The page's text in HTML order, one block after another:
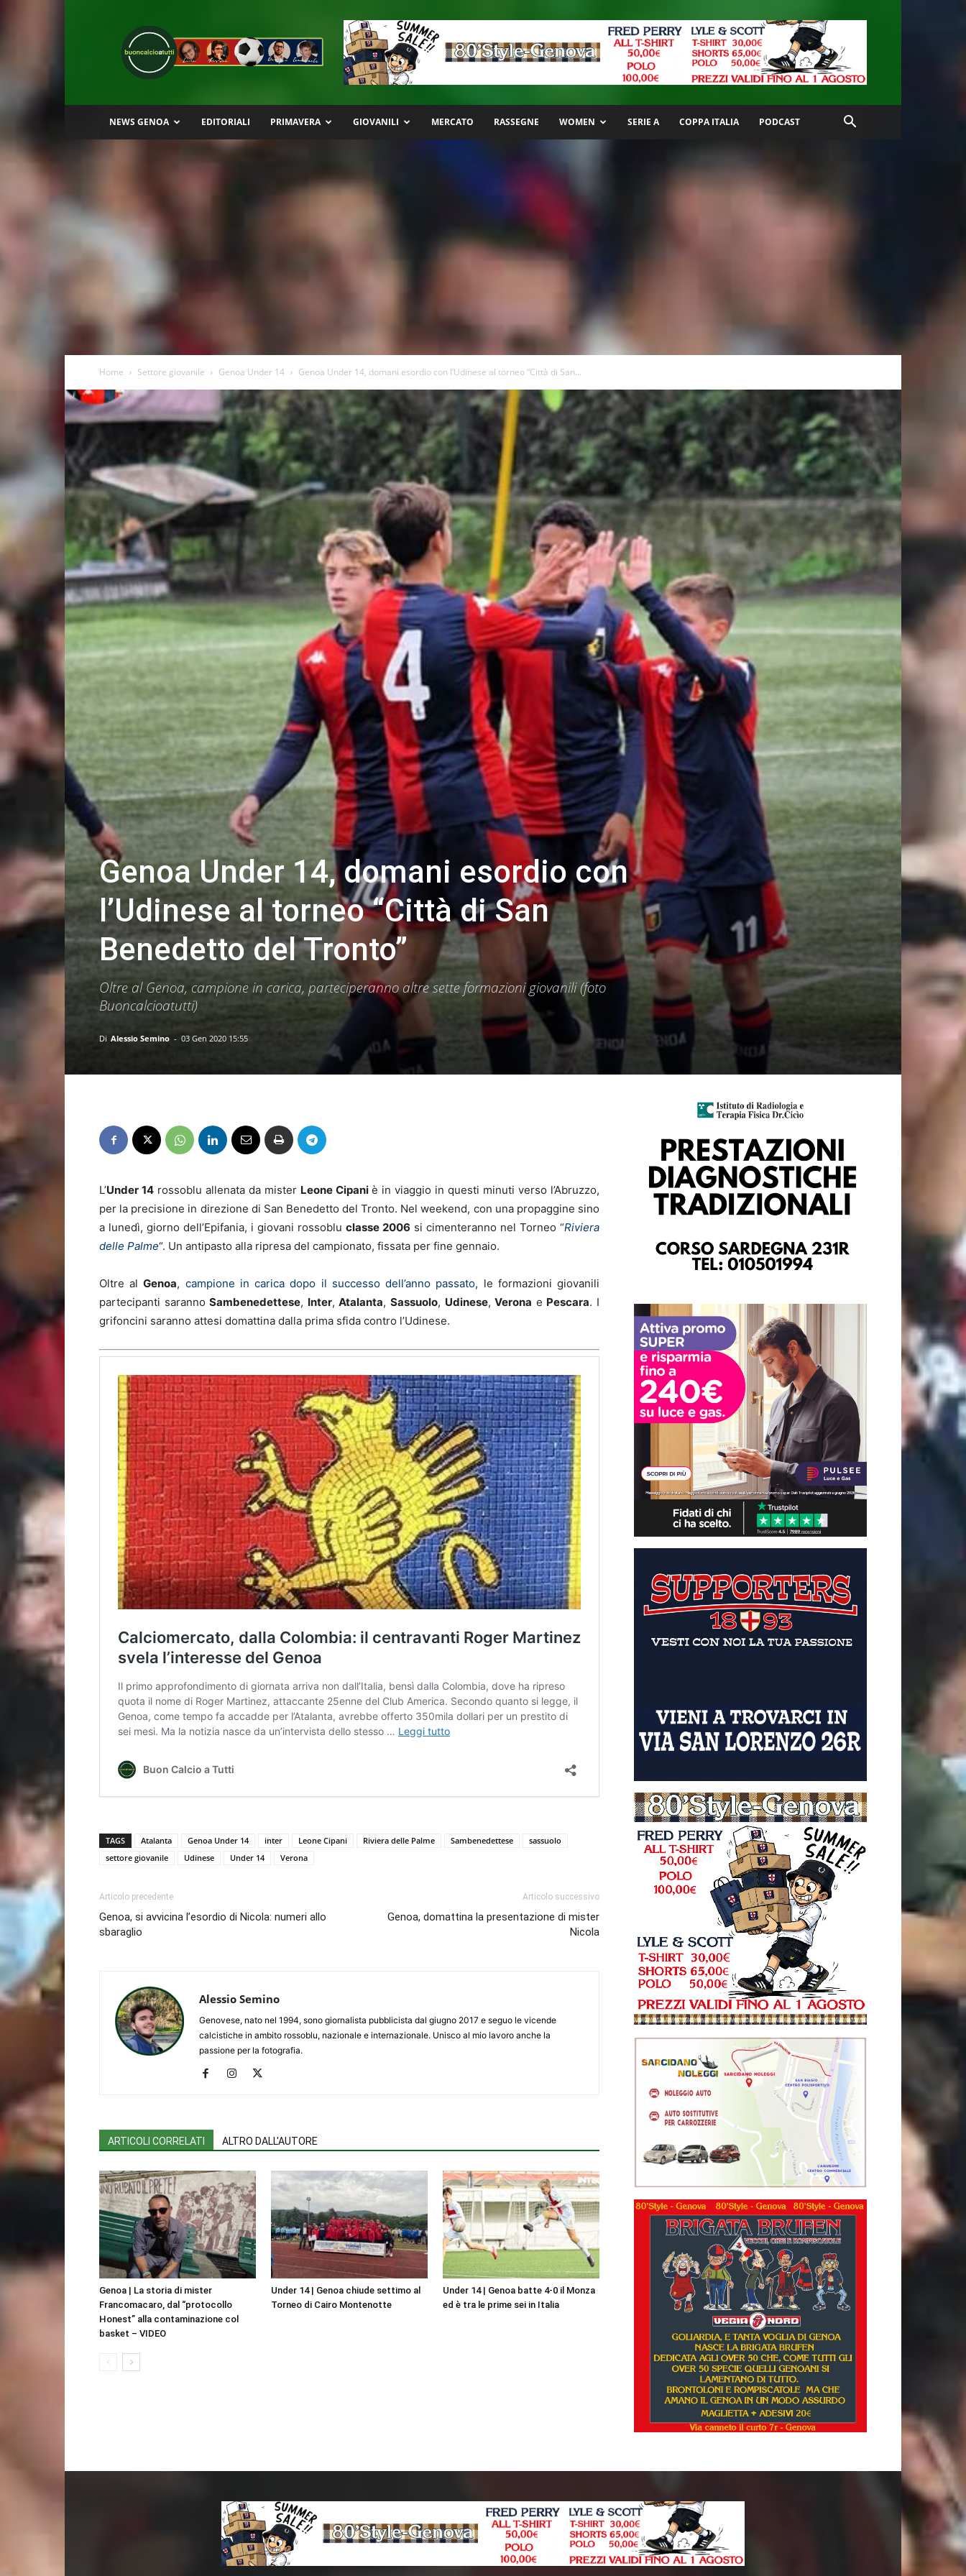
Buon
Calcio
a
Tutti
NEWS GENOA EDITORIALI PRIMAVERA GIOVANILI MERCATO RASSEGNE WOMEN SERIE A COPPA ITALIA PODCAST
Home Settore giovanile Genoa Under 14 Genoa Under 14, domani esordio con l’Udinese al torneo “Città di San...
Genoa Under 14, domani esordio con
l’Udinese al torneo “Città di San
Benedetto del Tronto”
Oltre al Genoa, campione in carica, parteciperanno altre sette formazioni giovanili (foto
Buoncalcioatutti)
Di Alessio Semino - 03 Gen 2020 15:55
L’Under 14rossoblu allenata da mister Leone Cipaniè in viaggio in questi minuti verso l’Abruzzo,
per la precisione in direzione di San Benedetto del Tronto. Nel weekend, con una propaggine sino
a lunedì, giorno dell’Epifania, i giovani rossoblu classe 2006 si cimenteranno nel Torneo “Riviera
delle Palme“. Un antipasto alla ripresa del campionato, fissata per fine gennaio.
Oltre alGenoa, campione in carica dopo il successo dell’anno passato, le formazioni giovanili
partecipanti sarannoSambenedettese, Inter,Atalanta,Sassuolo, Udinese,Verona e Pescara. I
grifoncini saranno attesi domattina dalla prima sfida contro l’Udinese.
TAGS Atalanta Genoa Under 14 inter Leone Cipani Riviera delle Palme Sambenedettese
sassuolo
settore giovanile
Udinese Under 14 Verona
Articolo precedente
Genoa, si avvicina l’esordio di Nicola: numeri allo
sbaraglio
Articolo successivo
Genoa, domattina la presentazione di mister
Nicola
Alessio Semino
Genovese, nato nel 1994, sono giornalista pubblicista dal giugno 2017 e seguo le vicende
calcistiche in ambito rossoblu, nazionale e internazionale. Unisco al mio lavoro anche la
passione per la fotografia.
ARTICOLI CORRELATI ALTRO DALL'AUTORE
Genoa | La storia di mister
Francomacaro, dal “protocollo
Honest” alla contaminazione col
basket – VIDEO
Under 14 | Genoa chiude settimo al
Torneo di Cairo Montenotte
Under 14 | Genoa batte 4-0 il Monza
ed è tra le prime sei in Italia